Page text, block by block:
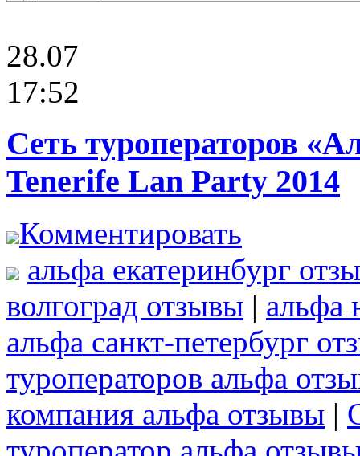
28.07
17:52
Сеть туроператоров
Tenerife Lan Party 2014
Комментировать
альфа екатеринбург
волгоград отзывы | альфа
альфа санкт-петербург
туроператоров альфа
компания альфа отзывы |